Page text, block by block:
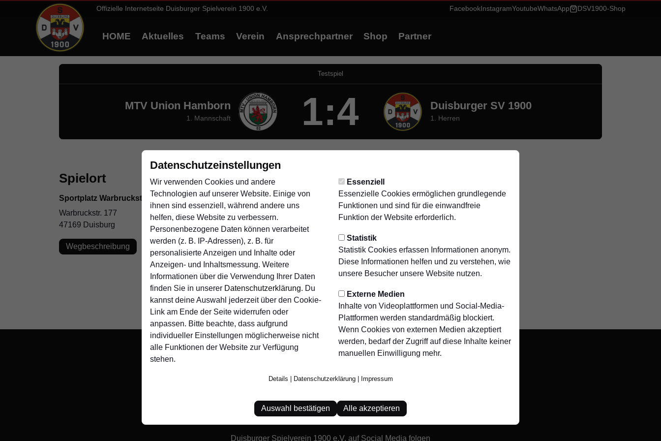
Datenschutzeinstellungen
Wir verwenden Cookies und andere
Technologien auf unserer Website. Einige von
ihnen sind essenziell, während andere uns
helfen, diese Website zu verbessern.
Personenbezogene Daten können verarbeitet
werden (z. B. IP-Adressen), z. B. für
personalisierte Anzeigen und Inhalte oder
Anzeigen- und Inhaltsmessung. Weitere
Informationen über die Verwendung Ihrer Daten
finden Sie in unserer Datenschutzerklärung. Du
kannst deine Auswahl jederzeit über den Cookie-
Link am Ende der Seite widerrufen oder
anpassen. Bitte beachte, dass aufgrund
individueller Einstellungen möglicherweise nicht
alle Funktionen der Website zur Verfügung
stehen.
Essenziell
Essenzielle Cookies ermöglichen grundlegende
Funktionen und sind für die einwandfreie
Funktion der Website erforderlich.
Statistik
Statistik Cookies erfassen Informationen anonym.
Diese Informationen helfen und zu verstehen, wie
unsere Besucher unsere Website nutzen.
Externe Medien
Inhalte von Videoplattformen und Social-Media-
Plattformen werden standardmäßig blockiert.
Wenn Cookies von externen Medien akzeptiert
werden, bedarf der Zugriff auf diese Inhalte keiner
manuellen Einwilligung mehr.
Details | Datenschutzerklärung | Impressum
Auswahl bestätigen Alle akzeptieren
Offizielle Internetseite Duisburger Spielverein 1900 e.V. Facebook InstagramYoutubeWhatsApp DSV1900-Shop
HOME Aktuelles Teams Verein Ansprechpartner Shop Partner
Testspiel
MTV Union Hamborn
1. Mannschaft 1:4 Duisburger SV 1900
1. Herren
Spielort
Sportplatz Warbruckstr.
Warbruckstr. 177
47169 Duisburg
Wegbeschreibung
Duisburger Spielverein 1900 e.V. auf Social Media folgen